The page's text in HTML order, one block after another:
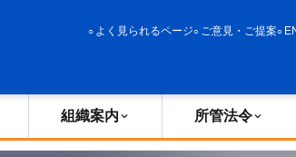
よく見られるページ ご意見・ご提案
組織案内 所管法令